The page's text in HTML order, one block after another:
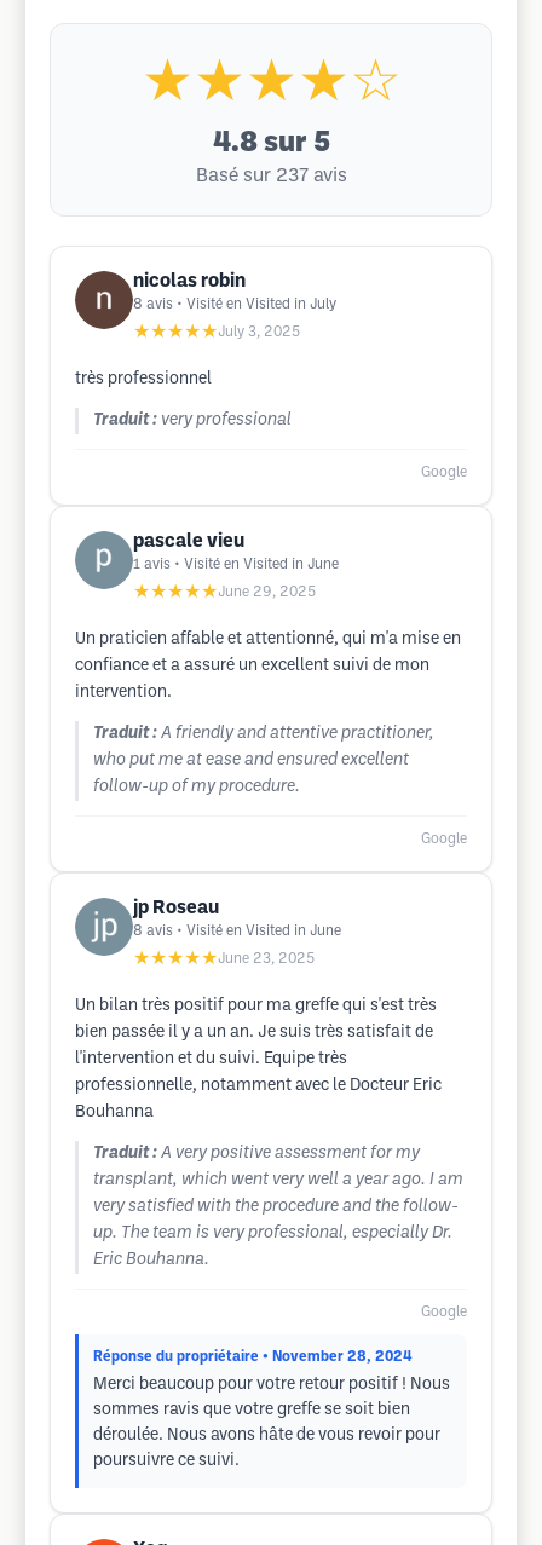
★★★★☆
4.8 sur 5
Basé sur 237 avis
nicolas robin
8 avis • Visité en Visited in July
★★★★★July 3, 2025
très professionnel
Traduit : very professional
Google
pascale vieu
1 avis • Visité en Visited in June
★★★★★June 29, 2025
Un praticien affable et attentionné, qui m'a mise en
confiance et a assuré un excellent suivi de mon
intervention.
Traduit : A friendly and attentive practitioner,
who put me at ease and ensured excellent
follow-up of my procedure.
Google
jp Roseau
8 avis • Visité en Visited in June
★★★★★June 23, 2025
Un bilan très positif pour ma greffe qui s'est très
bien passée il y a un an. Je suis très satisfait de
l'intervention et du suivi. Equipe très
professionnelle, notamment avec le Docteur Eric
Bouhanna
Traduit : A very positive assessment for my
transplant, which went very well a year ago. I am
very satisfied with the procedure and the follow-
up. The team is very professional, especially Dr.
Eric Bouhanna.
Google
Réponse du propriétaire • November 28, 2024
Merci beaucoup pour votre retour positif ! Nous
sommes ravis que votre greffe se soit bien
déroulée. Nous avons hâte de vous revoir pour
poursuivre ce suivi.